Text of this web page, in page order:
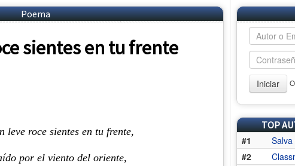
Poema
sientes en tu frente
leve roce sientes en tu frente,
por el viento del oriente,
Iniciar
TOP
#1
Salva
#2